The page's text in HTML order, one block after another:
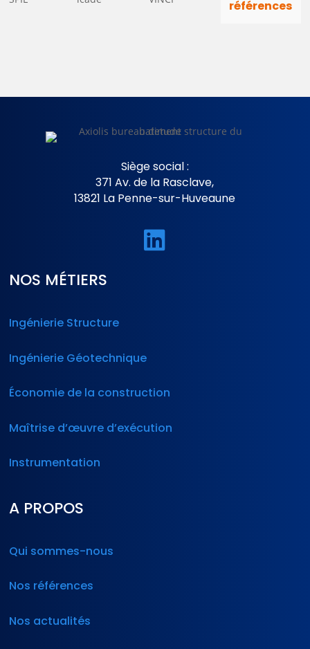
références
Siège social :
371 Av. de la Rasclave,
13821 La Penne-sur-Huveaune

NOS MÉTIERS
Ingénierie Structure
Ingénierie Géotechnique
Économie de la construction
Maîtrise d’œuvre d’exécution
Instrumentation
A PROPOS
Qui sommes-nous
Nos références
Nos actualités